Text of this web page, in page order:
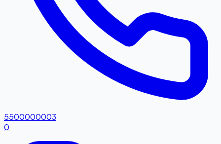
5500000003
0